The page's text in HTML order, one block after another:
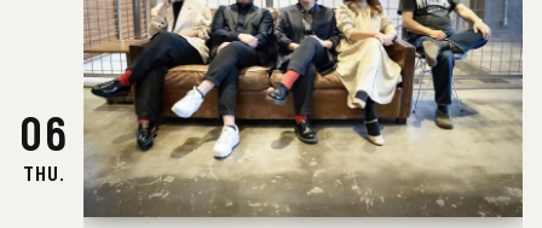
06
THU.